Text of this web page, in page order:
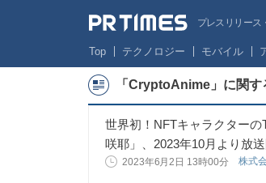
プレスリリース
Top テクノロジー モバイル
「CryptoAnime」に関
世界初！NFTキャラクター
咲耶」、2023年10月より放送
2023年6月2日 13時00分 株式